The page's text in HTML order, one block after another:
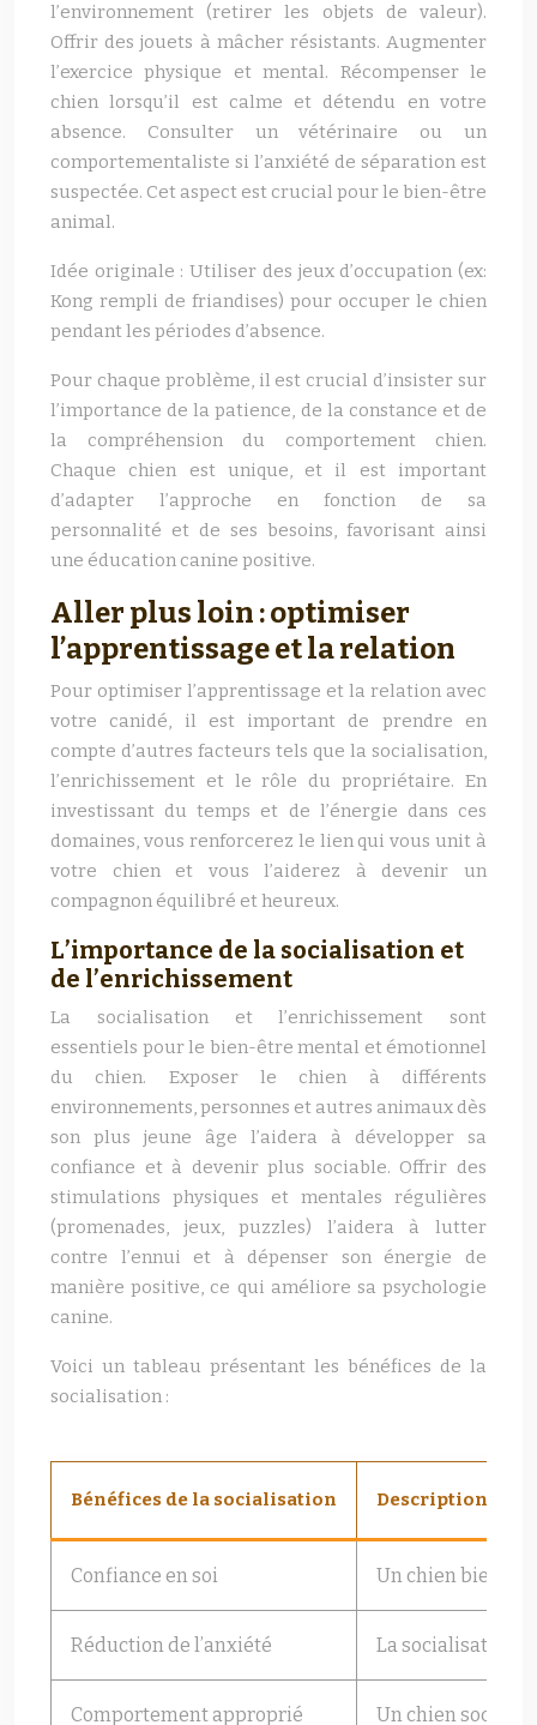
l’environnement (retirer les objets de valeur).
Offrir des jouets à mâcher résistants. Augmenter
l’exercice physique et mental. Récompenser le
chien lorsqu’il est calme et détendu en votre
absence. Consulter un vétérinaire ou un
comportementaliste si l’anxiété de séparation est
suspectée. Cet aspect est crucial pour le bien-être
animal.
Idée originale : Utiliser des jeux d’occupation (ex:
Kong rempli de friandises) pour occuper le chien
pendant les périodes d’absence.
Pour chaque problème, il est crucial d’insister sur
l’importance de la patience, de la constance et de
la compréhension du comportement chien.
Chaque chien est unique, et il est important
d’adapter l’approche en fonction de sa
personnalité et de ses besoins, favorisant ainsi
une éducation canine positive.
Aller plus loin : optimiser
l’apprentissage et la relation
Pour optimiser l’apprentissage et la relation avec
votre canidé, il est important de prendre en
compte d’autres facteurs tels que la socialisation,
l’enrichissement et le rôle du propriétaire. En
investissant du temps et de l’énergie dans ces
domaines, vous renforcerez le lien qui vous unit à
votre chien et vous l’aiderez à devenir un
compagnon équilibré et heureux.
L’importance de la socialisation et
de l’enrichissement
La socialisation et l’enrichissement sont
essentiels pour le bien-être mental et émotionnel
du chien. Exposer le chien à différents
environnements, personnes et autres animaux dès
son plus jeune âge l’aidera à développer sa
confiance et à devenir plus sociable. Offrir des
stimulations physiques et mentales régulières
(promenades, jeux, puzzles) l’aidera à lutter
contre l’ennui et à dépenser son énergie de
manière positive, ce qui améliore sa psychologie
canine.
Voici un tableau présentant les bénéfices de la
socialisation :
Bénéfices de la socialisation Description
Confiance en soi Un chien bien
Réduction de l’anxiété La socialisation
Comportement approprié Un chien